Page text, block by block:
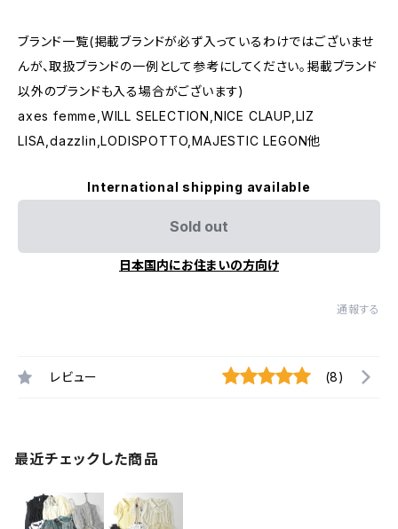
ブランド一覧(掲載ブランドが必ず入っているわけではございませ
んが、取扱ブランドの一例として参考にしてください。掲載ブランド
以外のブランドも入る場合がございます)
axes femme,WILL SELECTION,NICE CLAUP,LIZ
LISA,dazzlin,LODISPOTTO,MAJESTIC LEGON他
International shipping available
Sold out
日本国内にお住まいの方向け
通報する
レビュー (8)
最近チェックした商品